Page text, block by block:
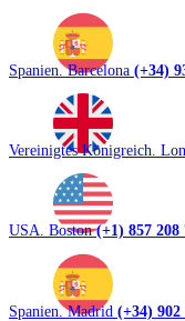
Spanien. Barcelona (+34)
Vereinigtes Königreich.
USA. Boston(+1) 857 208
Spanien. Madrid (+34) 902